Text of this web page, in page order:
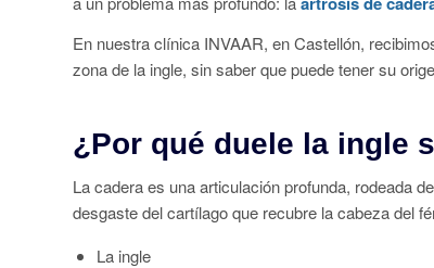
En nuestra clínica INVAAR, en Castellón,
zona de la ingle, sin saber que puede tener su
¿Por qué duele la ingle
La cadera es una articulación profunda, rodeada
desgaste del cartílago que recubre la cabeza del
La ingle